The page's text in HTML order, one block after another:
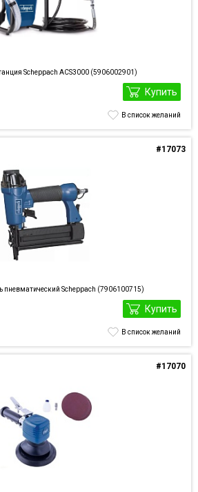
Scheppach ACS3000 (5906002901)
Купить
В список желаний
пневматический Scheppach (7906100715)
#17073
Купить
В список желаний
#17070